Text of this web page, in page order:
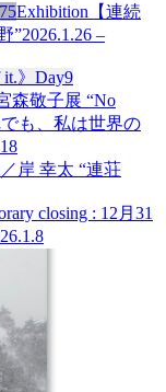
Exhibition 【連続
”2026.1.26 –
森敬子展 “No
でも、私は世界の
岸 幸太 “連荘
closing : 12月31